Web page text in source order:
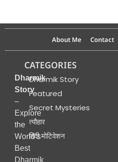
About Me Contact
Dharmik
Story
–
Explore
the
World’s
Best
Dharmik
CATEGORIES
Dharmik Story
Featured
Secret Mysteries
त्यौहार
हिंदी मोटिवेशन